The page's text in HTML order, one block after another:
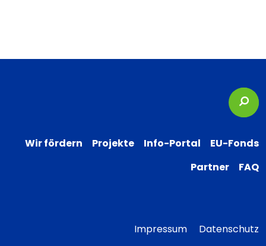
Wir fördern Projekte Info-Portal
EU-Fonds
Partner
FAQ
Impressum Datenschutz